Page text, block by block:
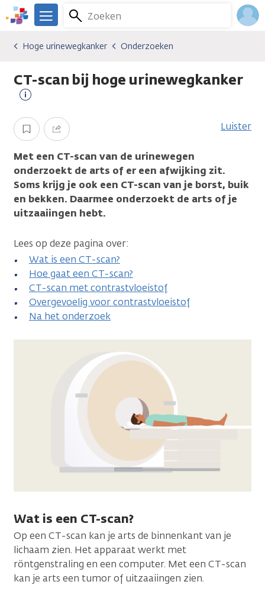
Overslaan
en
gaan
We
er
je.
Kanker.nl
Zoeken
Menu
Kankersoorten
Hoge urinewegkanker
Onderzoeken
Hoge urinewegkanker Onderzoeken
CT-scan bij hoge urinewegkanker
informatie
Opslaan Delen Luister
Met een CT-scan van de urinewegen
onderzoekt de arts of er een afwijking zit.
Soms krijg je ook een CT-scan van je borst, buik
en bekken. Daarmee onderzoekt de arts of je
uitzaaiingen hebt.
Lees op deze pagina over:
Wat is een CT-scan?
Hoe gaat een CT-scan?
CT-scan met contrastvloeistof
Overgevoelig voor contrastvloeistof
Na het onderzoek
Wat is een CT-scan?
Op een CT-scan kan je arts de binnenkant van je
lichaam zien. Het apparaat werkt met
röntgenstraling en een computer. Met een CT-scan
kan je arts een tumor of uitzaaiingen zien.